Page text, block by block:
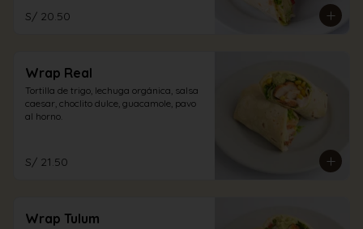
S/ 20.50
Wrap Real
Tortilla de trigo, lechuga orgánica, salsa
caesar, choclito dulce, guacamole, pavo
al horno.
S/ 21.50
Wrap Tulum